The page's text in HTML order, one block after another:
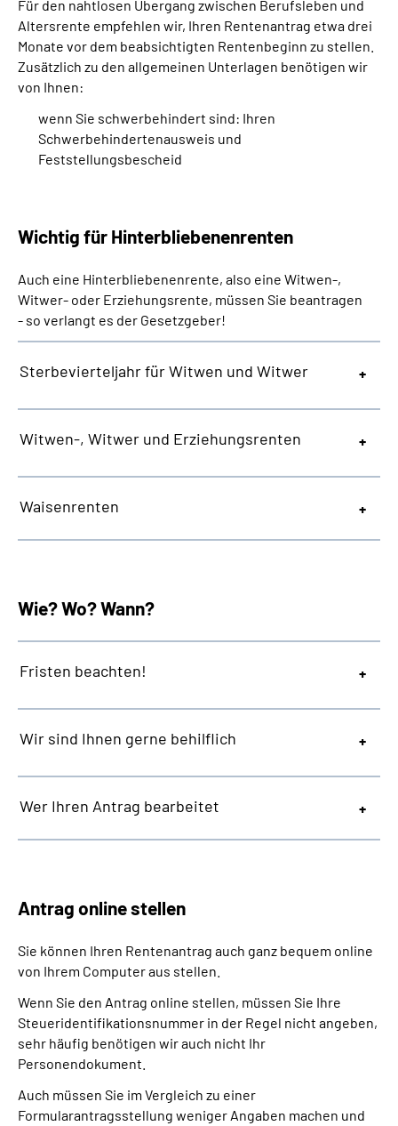
Für den nahtlosen Übergang zwischen Berufsleben und
Altersrente empfehlen wir, Ihren Rentenantrag etwa drei
Monate vor dem beabsichtigten Rentenbeginn zu stellen.
Zusätzlich zu den allgemeinen Unterlagen benötigen wir
von Ihnen:
wenn Sie schwerbehindert sind: Ihren
Schwerbehindertenausweis und
Feststellungsbescheid
Wichtig für Hinterbliebenenrenten
Auch eine Hinterbliebenenrente, also eine Witwen-,
Witwer- oder Erziehungsrente, müssen Sie beantragen
- so verlangt es der Gesetzgeber!
Sterbevierteljahr für Witwen und Witwer
Witwen-, Witwer und Erziehungsrenten
Waisenrenten
Wie? Wo? Wann?
Fristen beachten!
Wir sind Ihnen gerne behilflich
Wer Ihren Antrag bearbeitet
Antrag online stellen
Sie können Ihren Rentenantrag auch ganz bequem online
von Ihrem Computer aus stellen.
Wenn Sie den Antrag online stellen, müssen Sie Ihre
Steueridentifikationsnummer in der Regel nicht angeben,
sehr häufig benötigen wir auch nicht Ihr
Personendokument.
Auch müssen Sie im Vergleich zu einer
Formularantragsstellung weniger Angaben machen und